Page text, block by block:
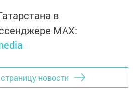
в
MАХ:
новости